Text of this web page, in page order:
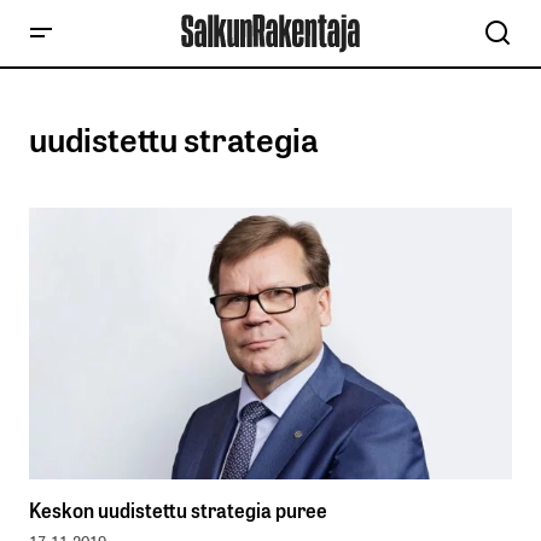
uudistettu strategia
Keskon uudistettu strategia puree